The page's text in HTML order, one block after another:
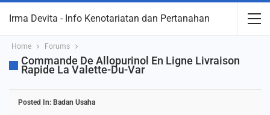
Irma Devita - Info Kenotariatan dan Pertanahan
Home Forums
Commande De Allopurinol En Ligne Livraison
Rapide La Valette-Du-Var
Posted In: Badan Usaha